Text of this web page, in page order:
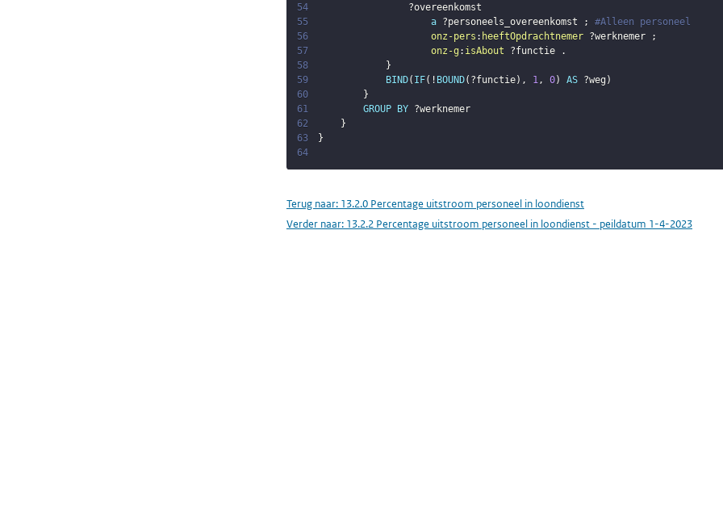
54
?overeenkomst
55
a ?personeels_overeenkomst ;
#Alleen personeel
56
onz-pers : heeftOpdrachtnemer ?werknemer
;
57
onz-g : isAbout ?functie
.
58
}
59
BIND( IF( ! BOUND( ?functie) , 1, 0) AS ?weg )
60
}
61
GROUP BY ?werknemer
62
}
63
}
64
Terug naar: 13.2.0 Percentage uitstroom personeel in loondienst
Verder naar: 13.2.2 Percentage uitstroom personeel in loondienst - peildatum 1-4-2023